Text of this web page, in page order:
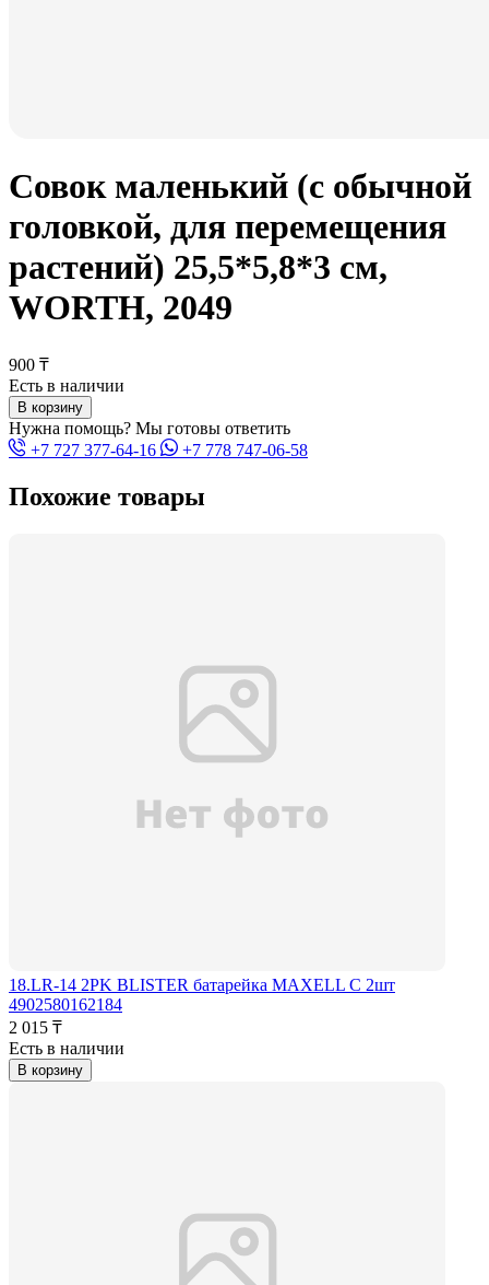
Совок маленький (с обычной
головкой, для перемещения
растений) 25,5*5,8*3 см,
WORTH, 2049
900 ₸
Есть в наличии
В корзину
Нужна помощь? Мы готовы ответить
+7 727 377-64-16
+7 778 747-06-58
Похожие товары
18.LR-14 2PK BLISTER батарейка MAXELL C 2шт
4902580162184
2 015 ₸
Есть в наличии
В корзину